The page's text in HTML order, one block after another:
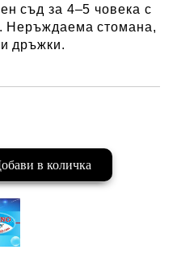
съд за 4–5 човека с
Неръждаема стомана,
дръжки.